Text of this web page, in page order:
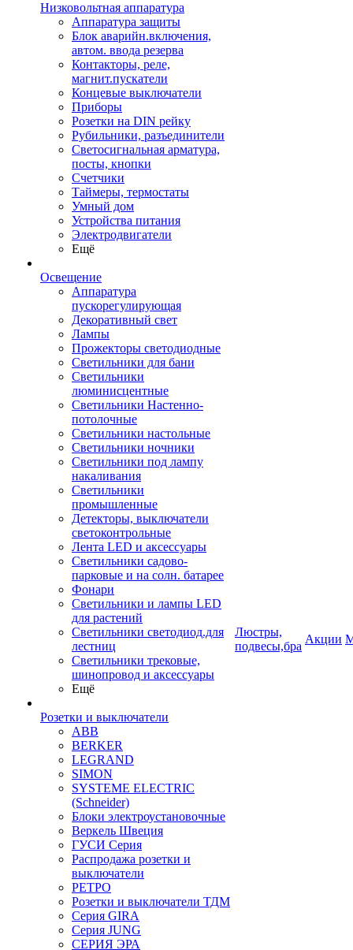
Низковольтная аппаратура
Аппаратура защиты
Блок аварийн.включения,
автом. ввода резерва
Контакторы, реле,
магнит.пускатели
Концевые выключатели
Приборы
Розетки на DIN рейку
Рубильники, разъединители
Светосигнальная арматура,
посты, кнопки
Счетчики
Таймеры, термостаты
Умный дом
Устройства питания
Электродвигатели
Ещё
Освещение
Аппаратура
пускорегулирующая
Декоративный свет
Лампы
Прожекторы светодиодные
Светильники для бани
Светильники
люминисцентные
Светильники Настенно-
потолочные
Светильники настольные
Светильники ночники
Светильники под лампу
накаливания
Светильники
промышленные
Детекторы, выключатели
светоконтрольные
Лента LED и аксессуары
Светильники садово-
парковые и на солн. батарее
Фонари
Светильники и лампы LED
для растений
Светильники светодиод.для
лестниц
Светильники трековые,
шинопровод и аксессуары
Ещё
Розетки и выключатели
ABB
BERKER
LEGRAND
SIMON
SYSTEME ELECTRIC
(Schneider)
Блоки электроустановочные
Веркель Швеция
ГУСИ Серия
Распродажа розетки и
выключатели
РЕТРО
Розетки и выключатели ТДМ
Серия GIRA
Серия JUNG
СЕРИЯ ЭРА
Люстры,
подвесы,бра
Акции